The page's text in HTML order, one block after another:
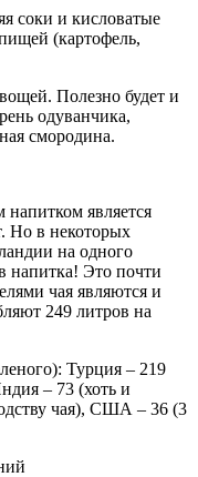
соки и кисловатые
(картофель,
Полезно будет и
одуванчика,
смородина.
является
Но в некоторых
на одного
напитка! Это почти
чая являются и
249 литров на
Турция – 219
– 73 (хоть и
чая), США – 36 (3